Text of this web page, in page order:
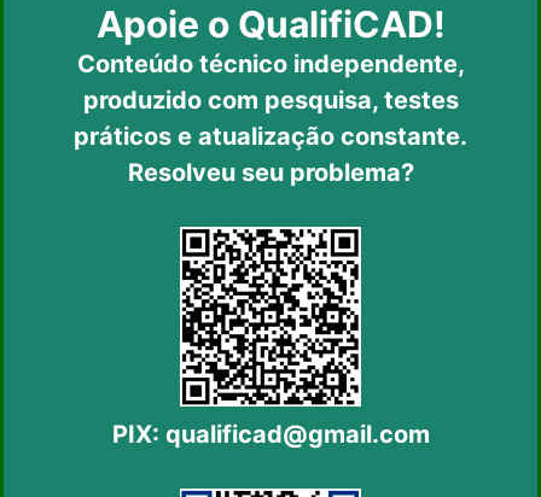
Apoie o QualifiCAD!
Conteúdo técnico independente,
produzido com pesquisa, testes
práticos e atualização constante.
Resolveu seu problema?
PIX: qualificad@gmail.com